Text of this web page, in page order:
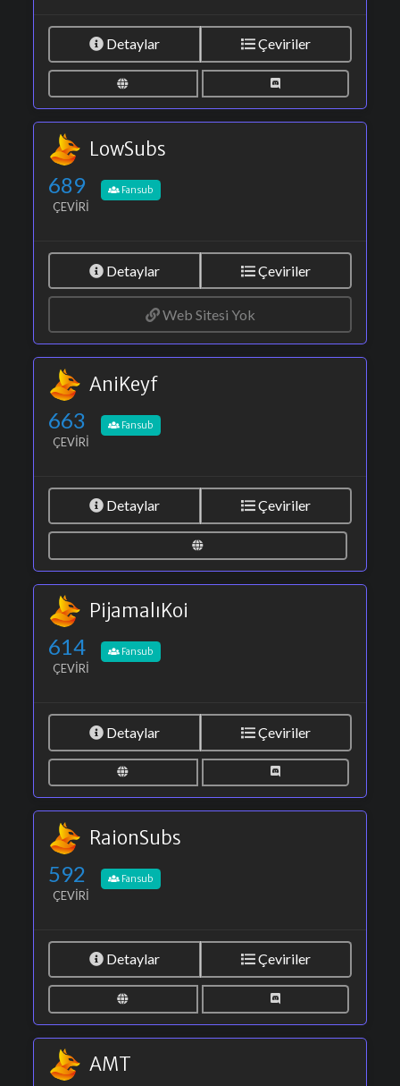
Detaylar Çeviriler
LowSubs
689
ÇEVIRI
Fansub
Detaylar Çeviriler
Web Sitesi Yok
AniKeyf
663
ÇEVIRI
Fansub
Detaylar Çeviriler
PijamalıKoi
614
ÇEVIRI
Fansub
Detaylar Çeviriler
RaionSubs
592
ÇEVIRI
Fansub
Detaylar Çeviriler
AMT